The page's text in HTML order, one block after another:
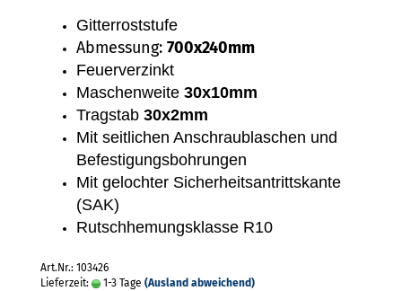
Gitterroststufe
Abmessung: 700x240mm
Feuerverzinkt
Maschenweite 30x10mm
Tragstab 30x2mm
Mit seitlichen Anschraublaschen und
Befestigungsbohrungen
Mit gelochter Sicherheitsantrittskante
(SAK)
Rutschhemungsklasse R10
Art.Nr.: 103426
Lieferzeit:
1-3 Tage (Ausland abweichend)